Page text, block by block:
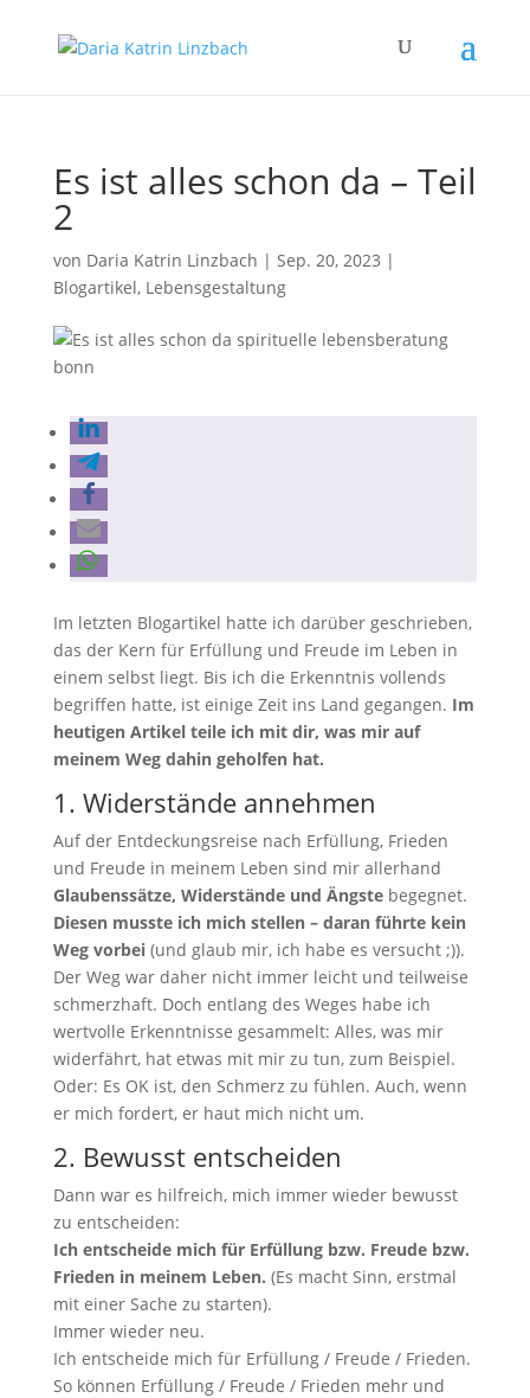
Es ist alles schon da – Teil
2
von Daria Katrin Linzbach | Sep. 20, 2023 |
Blogartikel, Lebensgestaltung
Im letzten Blogartikel hatte ich darüber geschrieben,
das der Kern für Erfüllung und Freude im Leben in
einem selbst liegt. Bis ich die Erkenntnis vollends
begriffen hatte, ist einige Zeit ins Land gegangen. Im
heutigen Artikel teile ich mit dir, was mir auf
meinem Weg dahin geholfen hat.
1. Widerstände annehmen
Auf der Entdeckungsreise nach Erfüllung, Frieden
und Freude in meinem Leben sind mir allerhand
Glaubenssätze, Widerstände und Ängstebegegnet.
Diesen musste ich mich stellen – daran führte kein
Weg vorbei(und glaub mir, ich habe es versucht ;)).
Der Weg war daher nicht immer leicht und teilweise
schmerzhaft. Doch entlang des Weges habe ich
wertvolle Erkenntnisse gesammelt: Alles, was mir
widerfährt, hat etwas mit mir zu tun, zum Beispiel.
Oder: Es OK ist, den Schmerz zu fühlen. Auch, wenn
er mich fordert, er haut mich nicht um.
2. Bewusst entscheiden
Dann war es hilfreich, mich immer wieder bewusst
zu entscheiden:
Ich entscheide mich für Erfüllung bzw. Freude bzw.
Frieden in meinem Leben. (Es macht Sinn, erstmal
mit einer Sache zu starten).
Immer wieder neu.
Ich entscheide mich für Erfüllung / Freude / Frieden.
So können Erfüllung / Freude / Frieden mehr und